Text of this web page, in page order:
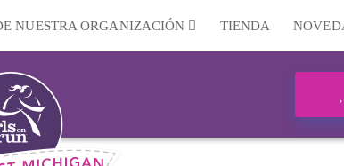
NUESTRA ORGANIZACIÓN TIENDA